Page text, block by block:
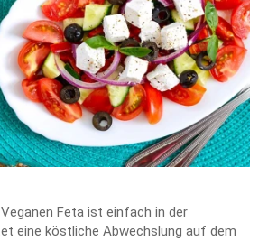
Feta ist einfach in der
eine köstliche Abwechslung auf dem